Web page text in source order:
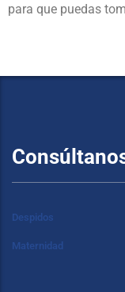
para que puedas
Despidos
Maternidad